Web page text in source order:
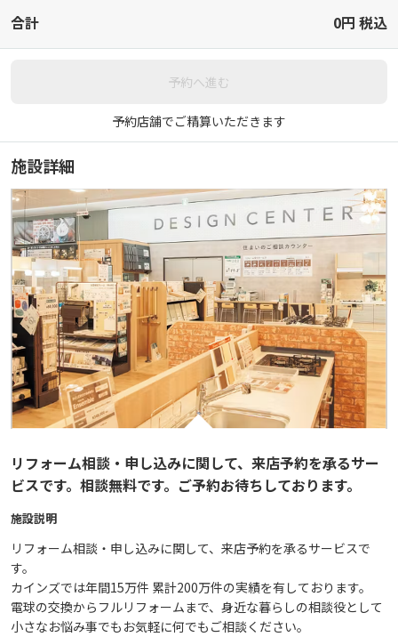
合計 0円 税込
予約へ進む
予約店舗でご精算いただきます
施設詳細
リフォーム相談・申し込みに関して、来店予約を承るサー
ビスです。相談無料です。ご予約お待ちしております。
施設説明
リフォーム相談・申し込みに関して、来店予約を承るサービスで
す。
カインズでは年間15万件 累計200万件の実績を有しております。
電球の交換からフルリフォームまで、身近な暮らしの相談役として
小さなお悩み事でもお気軽に何でもご相談ください。